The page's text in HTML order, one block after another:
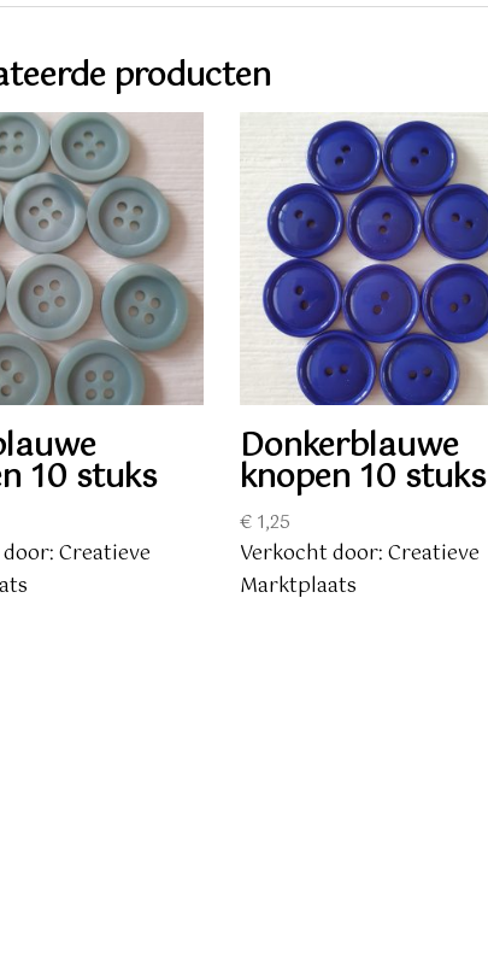
producten
10 stuks
Creatieve
Donkerblauwe
knopen 10 stuks
€ 1,25
Verkocht door: Creatieve
Marktplaats